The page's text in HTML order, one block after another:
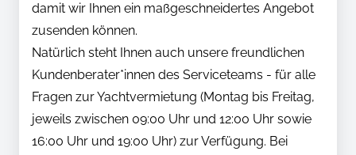
damit wir Ihnen ein maßgeschneidertes Angebot
zusenden können.
Natürlich steht Ihnen auch unsere freundlichen
Kundenberater*innen des Serviceteams - für alle
Fragen zur Yachtvermietung (Montag bis Freitag,
jeweils zwischen 09:00 Uhr und 12:00 Uhr sowie
16:00 Uhr und 19:00 Uhr) zur Verfügung. Bei